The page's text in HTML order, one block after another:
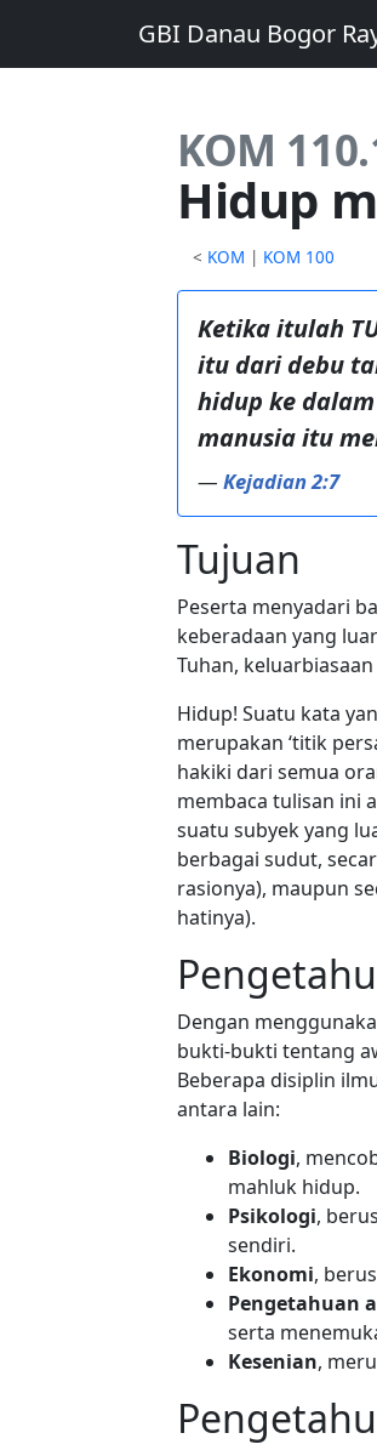
GBI Danau Bogor
KOM
Hidup
< KOM | KOM 100
Ketika itulah
itu dari debu
hidup ke
manusia itu
— Kejadian 2:7
Tujuan
Peserta menyadari
keberadaan yang
Tuhan,
Hidup! Suatu kata
merupakan ‘titik
hakiki dari semua
membaca tulisan ini
suatu subyek yang
berbagai sudut,
rasionya), maupun
hatinya).
Dengan
bukti-bukti tentang
Beberapa disiplin
antara lain:
Biologi,
mahluk hidup.
Psikologi,
sendiri.
Ekonomi,
Pengetahuan
serta
Kesenian,